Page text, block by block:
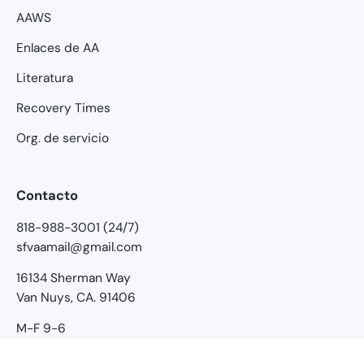
AAWS
Enlaces de AA
Literatura
Recovery Times
Org. de servicio
Contacto
818-988-3001 (24/7)
sfvaamail@gmail.com
16134 Sherman Way
Van Nuys, CA. 91406
M-F 9-6